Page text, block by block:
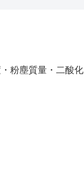
粉塵質量・二酸化